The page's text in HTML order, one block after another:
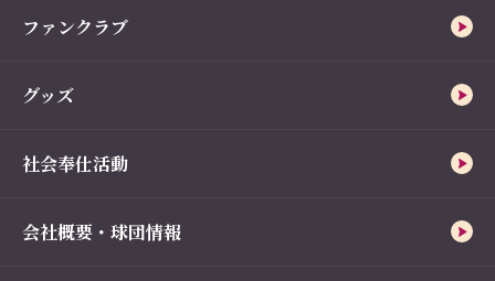
ファンクラブ
グッズ
社会奉仕活動
会社概要・球団情報